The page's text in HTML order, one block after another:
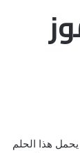
يحمل هذا الحلم